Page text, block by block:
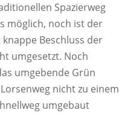
Spazierweg
möglich, noch ist der
Beschluss der
umgesetzt. Noch
umgebende Grün
nicht zu einem
umgebaut